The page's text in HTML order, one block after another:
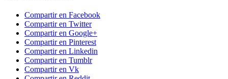
Compartir en Facebook
Compartir en Twitter
Compartir en Google+
Compartir en Pinterest
Compartir en Linkedin
Compartir en Tumblr
Compartir en Vk